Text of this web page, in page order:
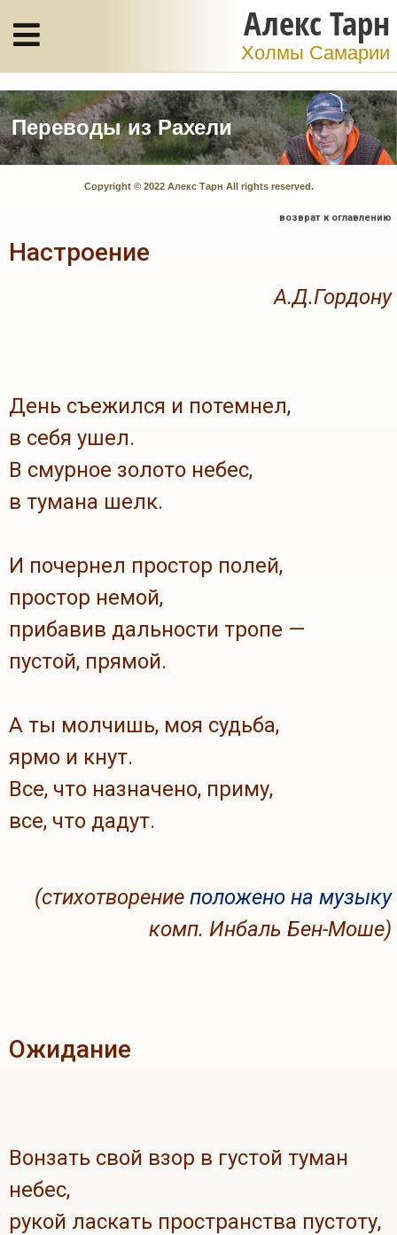
Алекс Тарн
Холмы Самарии
Переводы из Рахели
Copyright © 2022 Алекс Тарн All rights reserved.
возврат к оглавлению
Настроение
А.Д.Гордону
День съежился и потемнел,
в себя ушел.
В смурное золото небес,
в тумана шелк.
И почернел простор полей,
простор немой,
прибавив дальности тропе —
пустой, прямой.
А ты молчишь, моя судьба,
ярмо и кнут.
Все, что назначено, приму,
все, что дадут.
(стихотворение положено на музыку
комп. Инбаль Бен-Моше)
Ожидание
Вонзать свой взор в густой туман
небес,
рукой ласкать пространства пустоту,